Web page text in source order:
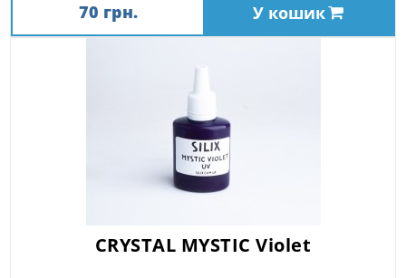
70 грн. У кошик
CRYSTAL MYSTIC Violet